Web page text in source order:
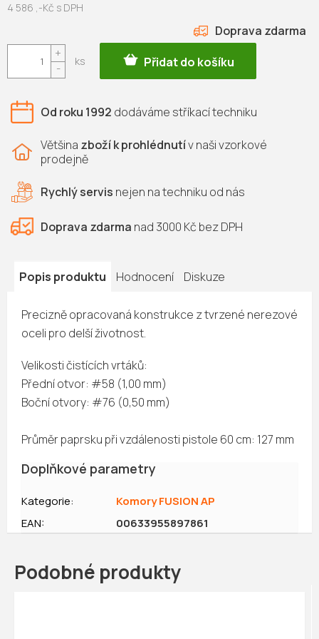
4 586 ,-Kč s DPH
cena:
Přidat do košíku
ZDARMA
Od roku 1992 dodáváme stříkací techniku
Většina zboží k prohlédnutív naši vzorkové
prodejně
Rychlý servis nejen natechniku od nás
Doprava zdarma nad 3000 Kč bez DPH
Popis produktu Hodnocení Diskuze
Precizně opracovaná konstrukce z tvrzené nerezové
oceli pro delší životnost.
Velikosti čistících vrtáků:
Přední otvor: #58 (1,00 mm)
Boční otvory: #76 (0,50 mm)
Průměr paprsku při vzdálenosti pistole 60 cm: 127 mm
Doplňkové parametry
Kategorie:
Komory FUSION AP
EAN: 00633955897861